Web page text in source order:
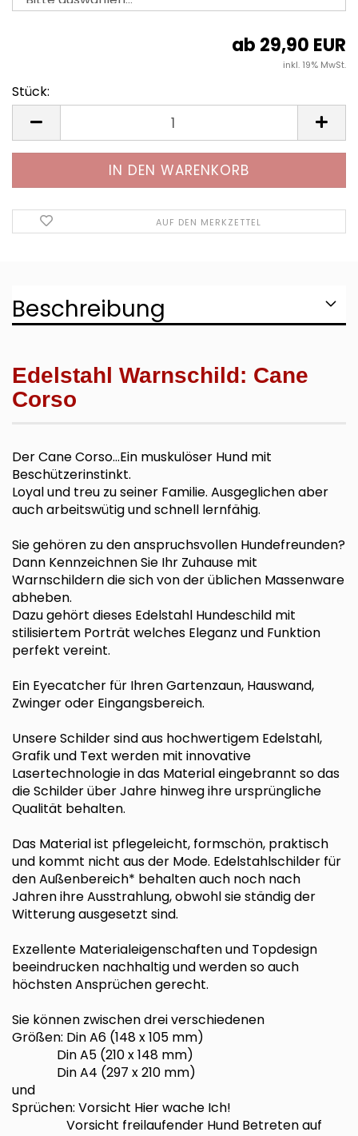
ab 29,90 EUR
inkl. 19% MwSt.
Stück:
AUF DEN MERKZETTEL
Beschreibung
Edelstahl Warnschild: Cane
Corso
Der Cane Corso…Ein muskulöser Hund mit
Beschützerinstinkt.
Loyal und treu zu seiner Familie. Ausgeglichen aber
auch arbeitswütig und schnell lernfähig.
Sie gehören zu den anspruchsvollen Hundefreunden?
Dann Kennzeichnen Sie Ihr Zuhause mit
Warnschildern die sich von der üblichen Massenware
abheben.
Dazu gehört dieses Edelstahl Hundeschild mit
stilisiertem Porträt welches Eleganz und Funktion
perfekt vereint.
Ein Eyecatcher für Ihren Gartenzaun, Hauswand,
Zwinger oder Eingangsbereich.
Unsere Schilder sind aus hochwertigem Edelstahl,
Grafik und Text werden mit innovative
Lasertechnologie in das Material eingebrannt so das
die Schilder über Jahre hinweg ihre ursprüngliche
Qualität behalten.
Das Material ist pflegeleicht, formschön, praktisch
und kommt nicht aus der Mode. Edelstahlschilder für
den Außenbereich* behalten auch noch nach
Jahren ihre Ausstrahlung, obwohl sie ständig der
Witterung ausgesetzt sind.
Exzellente Materialeigenschaften und Topdesign
beeindrucken nachhaltig und werden so auch
höchsten Ansprüchen gerecht.
Sie können zwischen drei verschiedenen
Größen: Din A6 (148 x 105 mm)
Din A5 (210 x 148 mm)
Din A4 (297 x 210 mm)
und
Sprüchen: Vorsicht Hier wache Ich!
Vorsicht freilaufender Hund Betreten auf